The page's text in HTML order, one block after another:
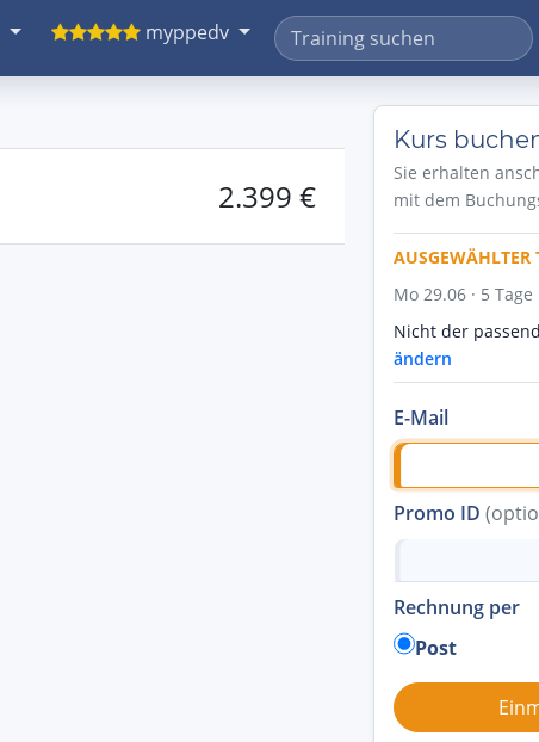
myppedv
2.399 €
Kurs
Sie erhalten
mit dem
AUSGEWÄHLTER
Mo 29.06 · 5
Nicht der
ändern
E-Mail
Promo ID
Rechnung per
Post